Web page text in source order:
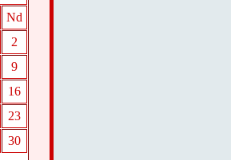
Nd
2
9
16
23
30